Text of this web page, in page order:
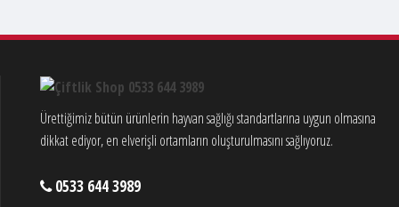
Ürettiğimiz bütün ürünlerin hayvan sağlığı standartlarına uygun olmasına
dikkat ediyor, en elverişli ortamların oluşturulmasını sağlıyoruz.
0533 644 3989